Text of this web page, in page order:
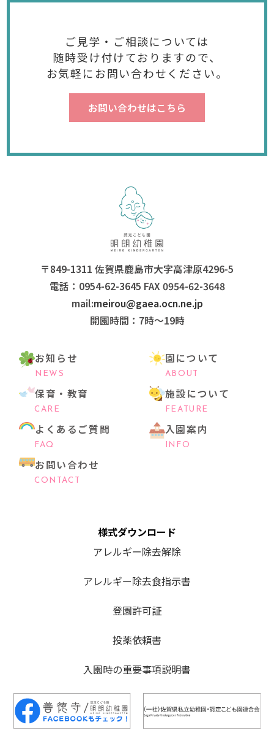
ご見学・ご相談については
随時受け付けておりますので、
お気軽にお問い合わせください。
お問い合わせはこちら
〒849-1311 佐賀県鹿島市大字高津原4296-5
電話：0954-62-3645 FAX 0954-62-3648
mail:meirou@gaea.ocn.ne.jp
開園時間：7時〜19時
お知らせ
NEWS
園について
ABOUT
保育・教育
CARE
施設について
FEATURE
よくあるご質問
FAQ
入園案内
INFO
お問い合わせ
CONTACT
様式ダウンロード
アレルギー除去解除
アレルギー除去食指示書
登園許可証
投薬依頼書
入園時の重要事項説明書